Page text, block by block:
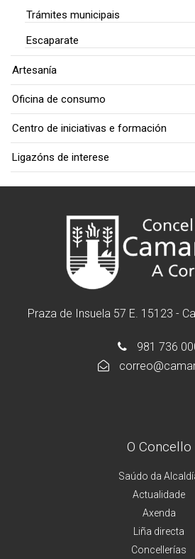
Trámites municipais
Escaparate
Artesanía
Oficina de consumo
Centro de iniciativas e formación
Ligazóns de interese
Praza de Insuela 57 E. 15123 -
981 736
O Concello
Saúdo da
Actualidade
Axenda
Liña directa
Concellerías